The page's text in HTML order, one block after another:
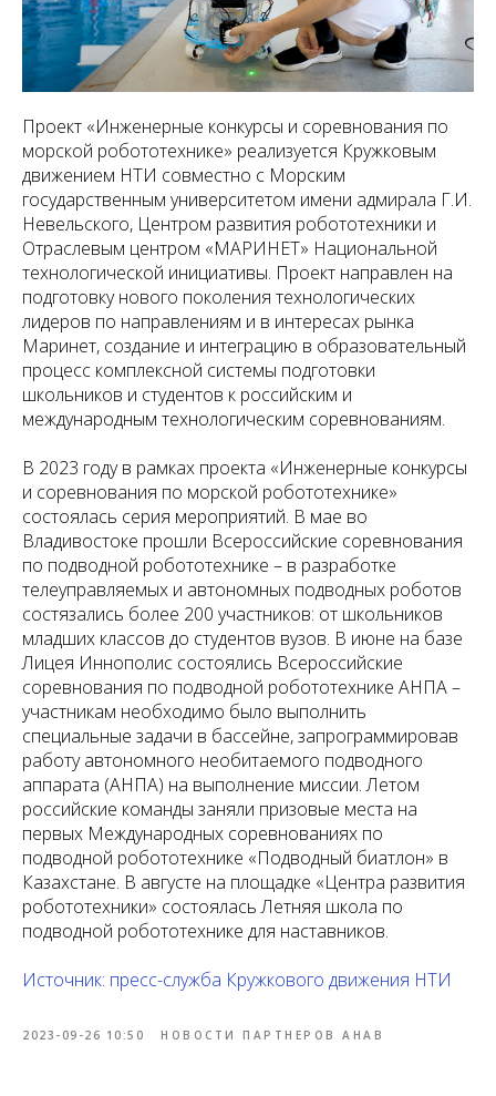
Проект «Инженерные конкурсы и соревнования по
морской робототехнике» реализуется Кружковым
движением НТИ совместно с Морским
государственным университетом имени адмирала Г.И.
Невельского, Центром развития робототехники и
Отраслевым центром «МАРИНЕТ» Национальной
технологической инициативы. Проект направлен на
подготовку нового поколения технологических
лидеров по направлениям и в интересах рынка
Маринет, создание и интеграцию в образовательный
процесс комплексной системы подготовки
школьников и студентов к российским и
международным технологическим соревнованиям.
В 2023 году в рамках проекта «Инженерные конкурсы
и соревнования по морской робототехнике»
состоялась серия мероприятий. В мае во
Владивостоке прошли Всероссийские соревнования
по подводной робототехнике – в разработке
телеуправляемых и автономных подводных роботов
состязались более 200 участников: от школьников
младших классов до студентов вузов. В июне на базе
Лицея Иннополис состоялись Всероссийские
соревнования по подводной робототехнике АНПА –
участникам необходимо было выполнить
специальные задачи в бассейне, запрограммировав
работу автономного необитаемого подводного
аппарата (АНПА) на выполнение миссии. Летом
российские команды заняли призовые места на
первых Международных соревнованиях по
подводной робототехнике «Подводный биатлон» в
Казахстане. В августе на площадке «Центра развития
робототехники» состоялась Летняя школа по
подводной робототехнике для наставников.
Источник: пресс-служба Кружкового движения НТИ
2023-09-26 10:50 НОВОСТИ ПАРТНЕРОВ АНАВ